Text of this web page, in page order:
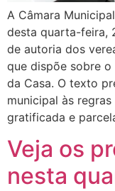
A Câmara
desta quarta-feira,
de autoria dos
que dispõe sobre
da Casa. O texto
municipal às
gratificada e
Veja os
nesta